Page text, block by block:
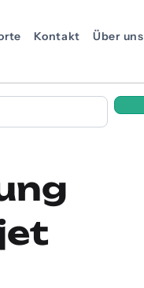
Kontakt Über uns